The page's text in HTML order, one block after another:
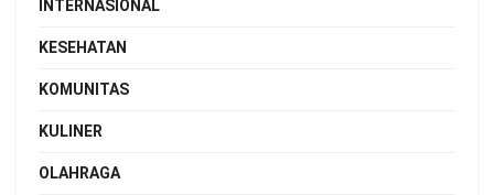
INTERNASIONAL
KESEHATAN
KOMUNITAS
KULINER
OLAHRAGA